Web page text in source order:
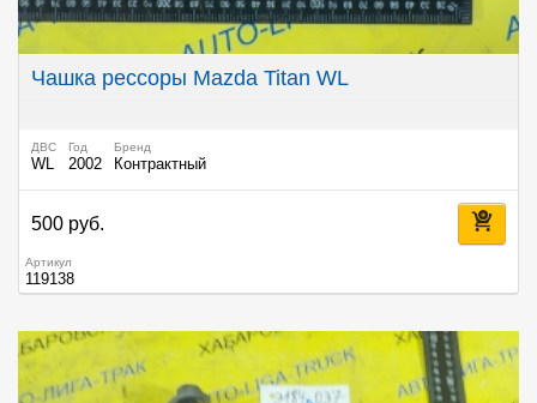
Чашка рессоры Mazda Titan WL
ДВС
WL
Год
2002
Бренд
Контрактный
500 руб.
Артикул
119138